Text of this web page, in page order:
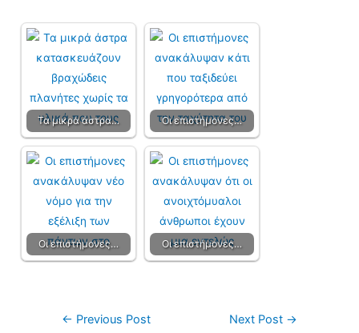
Τα μικρά άστρα… Οι επιστήμονες…
Οι επιστήμονες… Οι επιστήμονες…
← Previous Post Next Post →